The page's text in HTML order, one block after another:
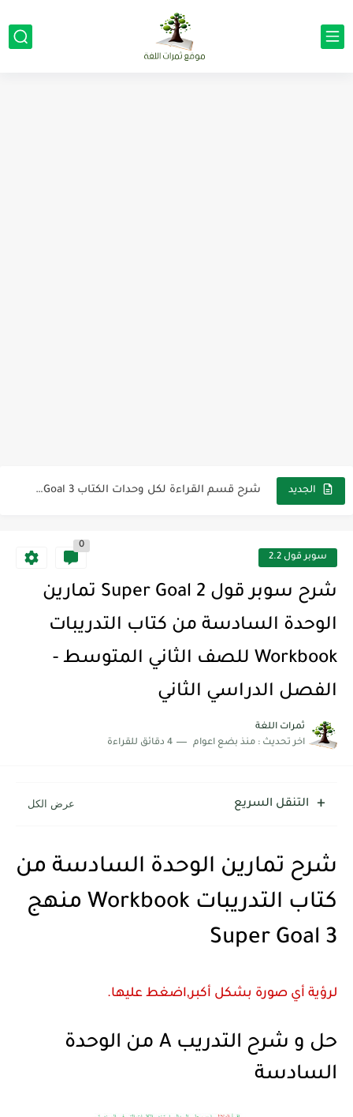
الجديد شرح قسم القراءة لكل وحدات الكتاب Super Goal 3 -...
شرح قسم القراءة لكل وحدات الكتاب Super Goal 3 -... سوبر قول 2.2
0
شرح سوبر قول 2 Super Goal تمارين
الوحدة السادسة من كتاب التدريبات
Workbook للصف الثاني المتوسط -
الفصل الدراسي الثاني
ثمرات اللغة
اخر تحديث : منذ بضع اعوام 4 دقائق للقراءة
التنقل السريع
شرح تمارين الوحدة السادسة من
كتاب التدريبات Workbook منهج
Super Goal 3
لرؤية أي صورة بشكل أكبر,اضغط عليها.
حل و شرح التدريب A من الوحدة
السادسة